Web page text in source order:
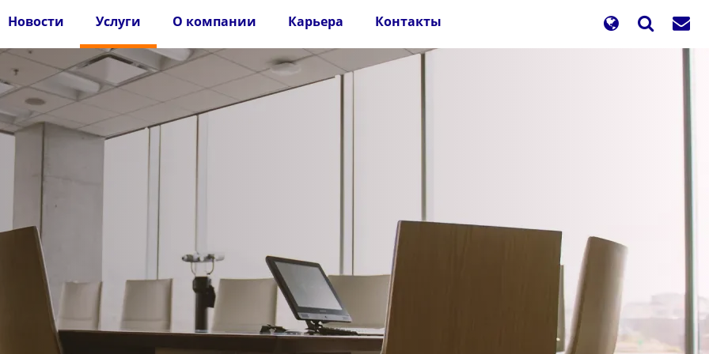
Новости Услуги О компании Карьера Контакты